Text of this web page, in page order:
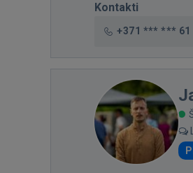
Kontakti
+371 *** *** 61